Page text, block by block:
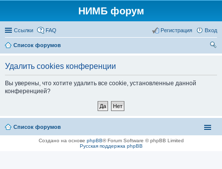
НИМБ форум
Ссылки FAQ Вход
Регистрация
Список форумов
Удалить cookies конференции
Вы уверены, что хотите удалить все cookie, установленные данной
конференцией?
Список форумов
Создано на основе phpBB® Forum Software © phpBB Limited
Русская поддержка phpBB